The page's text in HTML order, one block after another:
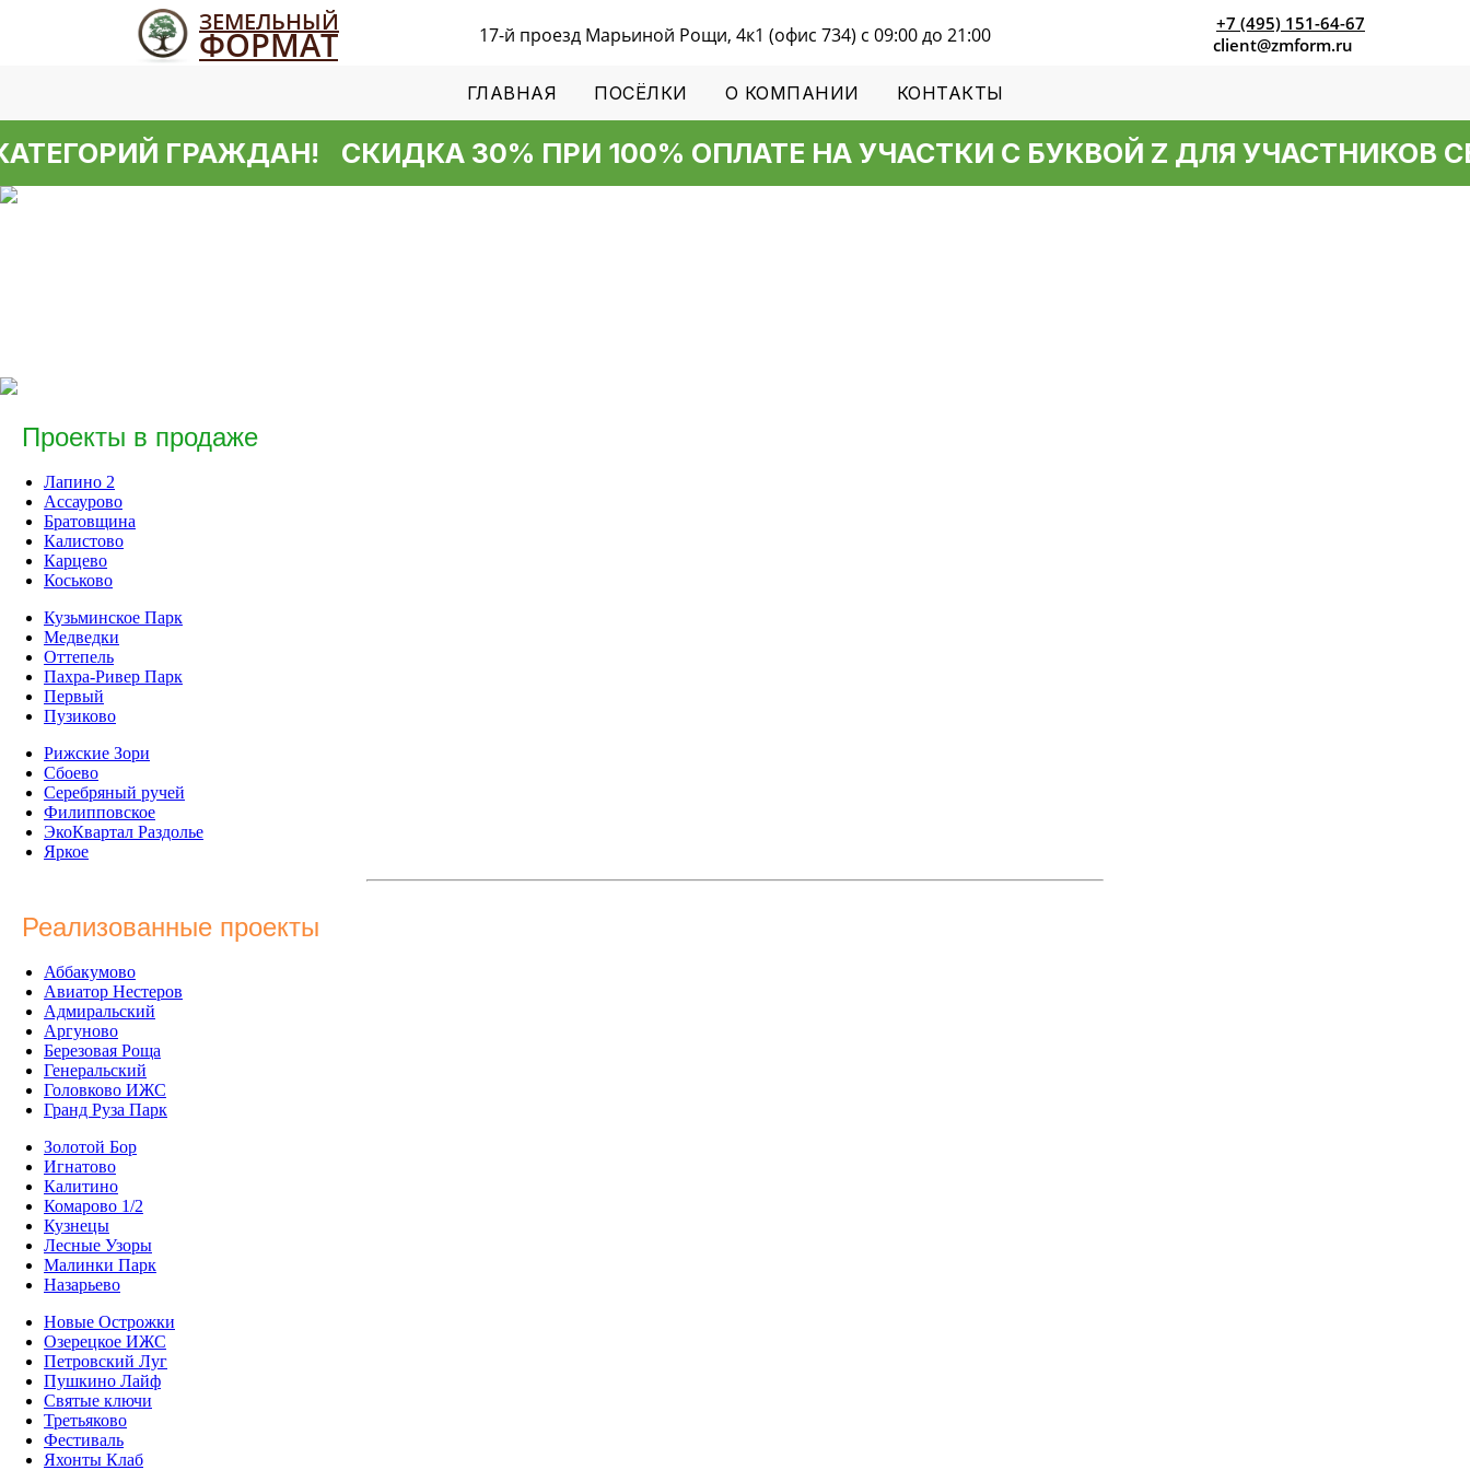
+7 (495) 151-64-67
client@zmform.ru
17-й проезд Марьиной Рощи, 4к1 (офис 734) с 09:00 до 21:00
ЗЕМЕЛЬНЫЙ
ФОРМАТ
ГЛАВНАЯ ПОСЁЛКИ О КОМПАНИИ КОНТАКТЫ
ГРАЖДАН! СКИДКА 30% ПРИ 100% ОПЛАТЕ НА УЧАСТКИ С БУКВОЙ Z ДЛЯ УЧАСТНИКОВ
Проекты в продаже
Лапино 2
Ассаурово
Братовщина
Калистово
Карцево
Коськово
Кузьминское Парк
Медведки
Оттепель
Пахра-Ривер Парк
Первый
Пузиково
Рижские Зори
Сбоево
Серебряный ручей
Филипповское
ЭкоКвартал Раздолье
Яркое
Реализованные проекты
Аббакумово
Авиатор Нестеров
Адмиральский
Аргуново
Березовая Роща
Генеральский
Головково ИЖС
Гранд Руза Парк
Золотой Бор
Игнатово
Калитино
Комарово 1/2
Кузнецы
Лесные Узоры
Малинки Парк
Назарьево
Новые Острожки
Озерецкое ИЖС
Петровский Луг
Пушкино Лайф
Святые ключи
Третьяково
Фестиваль
Яхонты Клаб